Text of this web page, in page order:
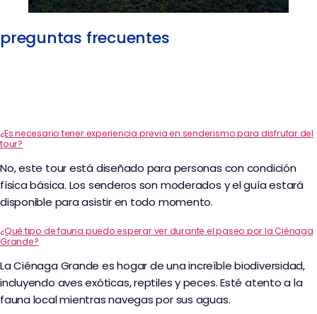
preguntas frecuentes
¿Es necesario tener experiencia previa en senderismo para disfrutar del
tour?
No, este tour está diseñado para personas con condición
física básica. Los senderos son moderados y el guía estará
disponible para asistir en todo momento.
¿Qué tipo de fauna puedo esperar ver durante el paseo por la Ciénaga
Grande?
La Ciénaga Grande es hogar de una increíble biodiversidad,
incluyendo aves exóticas, reptiles y peces. Esté atento a la
fauna local mientras navegas por sus aguas.